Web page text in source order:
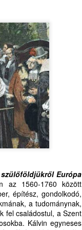
Európa
az 1560-1760 között
építész, gondolkodó,
a tudománynak,
fel családostul, a Szent
Kálvin egyneses